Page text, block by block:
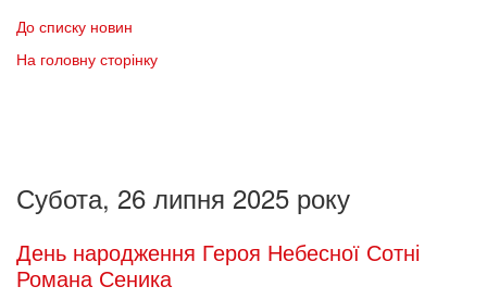
До списку новин
На головну сторінку
Субота, 26 липня 2025 року
День народження Героя Небесної Сотні
Романа Сеника